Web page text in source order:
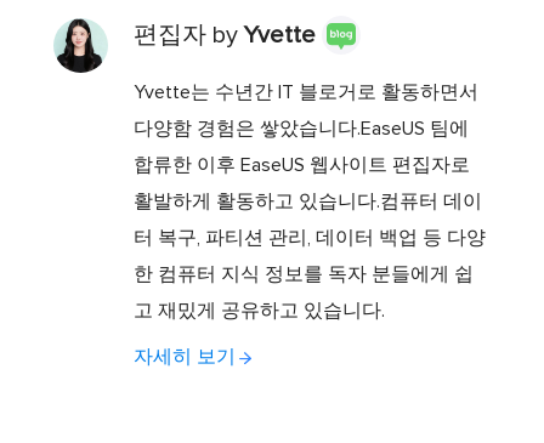
편집자 byYvette
Yvette는 수년간 IT 블로거로 활동하면서
다양함 경험은 쌓았습니다.EaseUS 팀에
합류한 이후 EaseUS 웹사이트 편집자로
활발하게 활동하고 있습니다.컴퓨터 데이
터 복구, 파티션 관리, 데이터 백업 등 다양
한 컴퓨터 지식 정보를 독자 분들에게 쉽
고 재밌게 공유하고 있습니다.
자세히 보기